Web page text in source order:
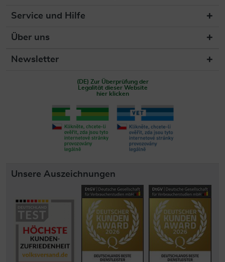
Service und Hilfe
Über uns
Newsletter
(DE) Zur Überprüfung der
Legalität dieser Website
hier klicken
Unsere Auszeichnungen